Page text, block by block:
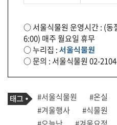
○ 서울식물원 운영시간 : (동
6:00) 매주 월요일 휴무
○ 누리집 :서울식물원
○ 문의 : 서울식물원 02-
기
사
관
련
태
그
#서울식물원 #온실
#겨울행사
#식물원